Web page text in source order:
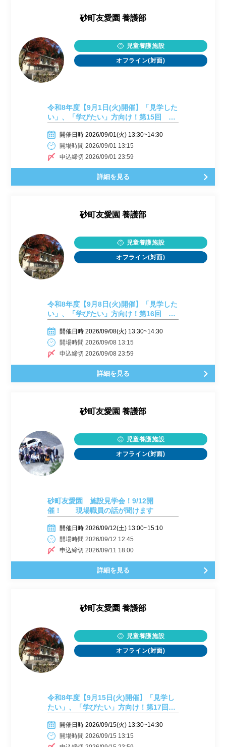
砂町友愛園 養護部
児童養護施設
オフライン(対面)
令和8年度【9月1日(火)開催】「見学した
い」、「学びたい」方向け！第15回 施
開催日時 2026/09/01(火) 13:30~14:30
開場時間 2026/09/01 13:15
申込締切 2026/09/01 23:59
詳細を見る
砂町友愛園 養護部
児童養護施設
オフライン(対面)
令和8年度【9月8日(火)開催】「見学した
い」、「学びたい」方向け！第16回 施
開催日時 2026/09/08(火) 13:30~14:30
開場時間 2026/09/08 13:15
申込締切 2026/09/08 23:59
詳細を見る
砂町友愛園 養護部
児童養護施設
オフライン(対面)
砂町友愛園 施設見学会！9/12開
催！ 現場職員の話が聞けます
開催日時 2026/09/12(土) 13:00~15:10
開場時間 2026/09/12 12:45
申込締切 2026/09/11 18:00
詳細を見る
砂町友愛園 養護部
児童養護施設
オフライン(対面)
令和8年度【9月15日(火)開催】「見学し
たい」、「学びたい」方向け！第17回
開催日時 2026/09/15(火) 13:30~14:30
開場時間 2026/09/15 13:15